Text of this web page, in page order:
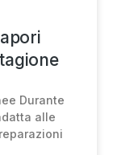
Durante
alle